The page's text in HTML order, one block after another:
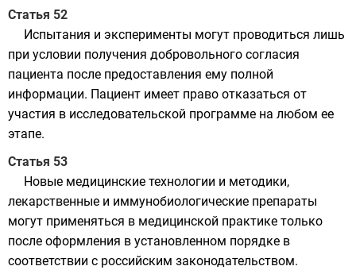
Статья 52
Испытания и эксперименты могут проводиться лишь
при условии получения добровольного согласия
пациента после предоставления ему полной
информации. Пациент имеет право отказаться от
участия в исследовательской программе на любом ее
этапе.
Статья 53
Новые медицинские технологии и методики,
лекарственные и иммунобиологические препараты
могут применяться в медицинской практике только
после оформления в установленном порядке в
соответствии с российским законодательством.